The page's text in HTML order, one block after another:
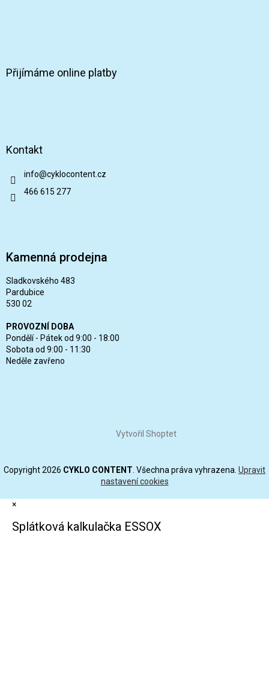
Přijímáme online platby
Kontakt
info@cyklocontent.cz
466 615 277
Kamenná prodejna
Sladkovského 483
Pardubice
530 02
PROVOZNÍ DOBA
Pondělí - Pátek od 9:00 - 18:00
Sobota od 9:00 - 11:30
Neděle zavřeno
Vytvořil Shoptet
Copyright 2026 CYKLO CONTENT . Všechna práva vyhrazena. Upravit
nastavení cookies
×
Splátková kalkulačka ESSOX